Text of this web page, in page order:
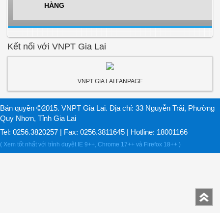
HÀNG
Kết nối với VNPT Gia Lai
VNPT GIA LAI FANPAGE
Bản quyền ©2015. VNPT Gia Lai. Địa chỉ: 33 Nguyễn Trãi, Phường
Quy Nhơn, Tỉnh Gia Lai
Tel: 0256.3820257 | Fax: 0256.3811645 | Hotline: 18001166
( Xem tốt nhất với trình duyệt IE 9++, Chrome 17++ và Firefox 18++ )